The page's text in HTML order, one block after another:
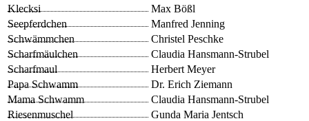
Klecksi
Max Bößl
Seepferdchen
Manfred Jenning
Schwämmchen
Christel Peschke
Scharfmäulchen
Claudia Hansmann-Strubel
Scharfmaul
Herbert Meyer
Papa Schwamm
Dr. Erich Ziemann
Mama Schwamm
Claudia Hansmann-Strubel
Riesenmuschel
Gunda Maria Jentsch